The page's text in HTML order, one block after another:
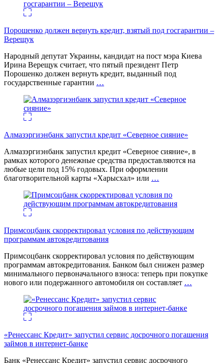
Порошенко должен вернуть кредит, взятый под госгарантии –
Верещук
Народный депутат Украины, кандидат на пост мэра Киева
Ирина Верещук считает, что пятый президент Петр
Порошенко должен вернуть кредит, выданный под
государственные гарантии …
Алмазэргиэнбанк запустил кредит «Северное сияние»
Алмазэргиэнбанк запустил кредит «Северное сияние», в
рамках которого денежные средства предоставляются на
любые цели под 15% годовых. При оформлении
благотворительной карты «Харысхал» или …
Примсоцбанк скорректировал условия по действующим
программам автокредитования
Примсоцбанк скорректировал условия по действующим
программам автокредитования. Банком был снижен размер
минимального первоначального взноса: теперь при покупке
нового или подержанного автомобиля он составляет …
«Ренессанс Кредит» запустил сервис досрочного погашения
займов в интернет-банке
Банк «Ренессанс Кредит» запустил сервис досрочного